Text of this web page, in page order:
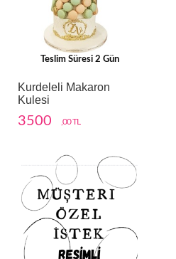
Teslim Süresi 2 Gün
Kurdeleli Makaron
Kulesi
3500 ,00 TL